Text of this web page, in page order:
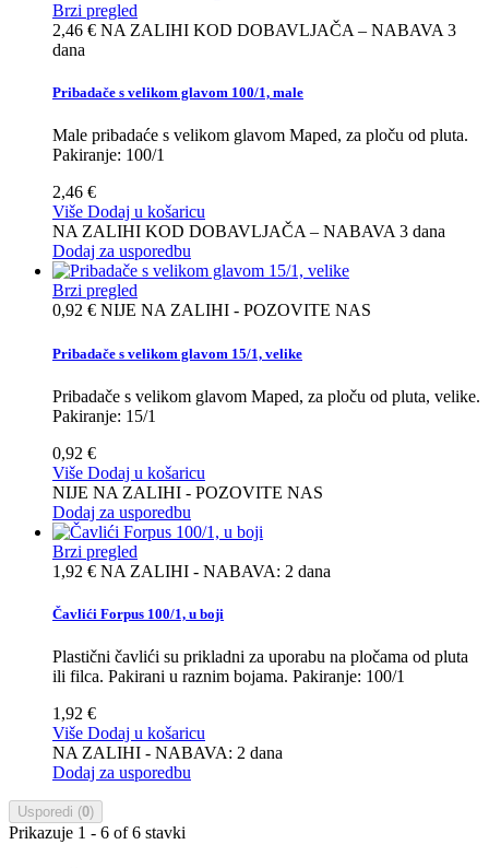
Brzi pregled
2,46 € NA ZALIHI KOD DOBAVLJAČA – NABAVA 3
dana
Pribadače s velikom glavom 100/1, male
Male pribadaće s velikom glavom Maped, za ploču od pluta.
Pakiranje: 100/1
2,46 €
Više Dodaj u košaricu
NA ZALIHI KOD DOBAVLJAČA – NABAVA 3 dana
Dodaj za usporedbu
Brzi pregled
0,92 € NIJE NA ZALIHI - POZOVITE NAS
Pribadače s velikom glavom 15/1, velike
Pribadače s velikom glavom Maped, za ploču od pluta, velike.
Pakiranje: 15/1
0,92 €
Više Dodaj u košaricu
NIJE NA ZALIHI - POZOVITE NAS
Dodaj za usporedbu
Brzi pregled
1,92 € NA ZALIHI - NABAVA: 2 dana
Čavlići Forpus 100/1, u boji
Plastični čavlići su prikladni za uporabu na pločama od pluta
ili filca. Pakirani u raznim bojama. Pakiranje: 100/1
1,92 €
Više Dodaj u košaricu
NA ZALIHI - NABAVA: 2 dana
Dodaj za usporedbu
Usporedi (0)
Prikazuje 1 - 6 of 6 stavki